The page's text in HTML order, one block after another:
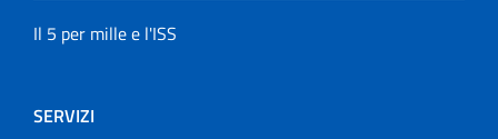
Il 5 per mille e l'ISS
SERVIZI